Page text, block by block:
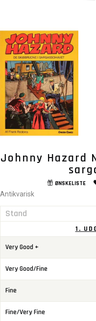
Johnny Hazard
ØNSKELISTE
Antikvarisk
Stand
1.
Very Good +
Very Good/Fine
Fine
Fine/Very Fine